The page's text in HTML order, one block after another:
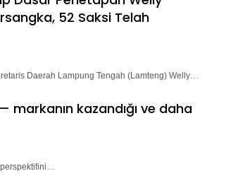
52 Saksi Telah
Daerah Lampung Tengah (Lamteng) Welly…
markanın kazandığı ve daha
perspektifini…